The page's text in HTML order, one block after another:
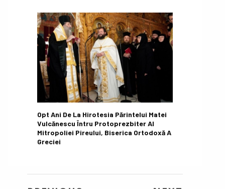
Opt Ani De La Hirotesia Părintelui Matei
Vulcănescu Întru Protoprezbiter Al
Mitropoliei Pireului, Biserica Ortodoxă A
Greciei